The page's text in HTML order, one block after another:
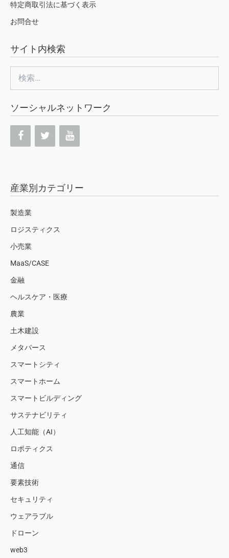
特定商取引法に基づく表示
お問合せ
サイト内検索
索:
ソーシャルネットワーク
産業別カテゴリー
製造業
ロジスティクス
小売業
MaaS/CASE
金融
ヘルスケア・医療
農業
土木建設
メタバース
スマートシティ
スマートホーム
スマートビルディング
サステナビリティ
人工知能（AI）
ロボティクス
通信
要素技術
セキュリティ
ウェアラブル
ドローン
web3